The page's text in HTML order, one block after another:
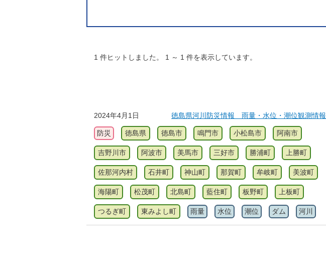
1 件ヒットしました。 1 ～ 1 件を表示しています。
2024年4月1日 徳島県河川防災情報 雨量・水位・潮位観測情報
防災 徳島県 徳島市 鳴門市 小松島市 阿南市
吉野川市 阿波市 美馬市 三好市 勝浦町 上勝町
佐那河内村 石井町 神山町 那賀町 牟岐町 美波町
海陽町 松茂町 北島町 藍住町 板野町 上板町
つるぎ町 東みよし町 雨量 水位 潮位 ダム 河川